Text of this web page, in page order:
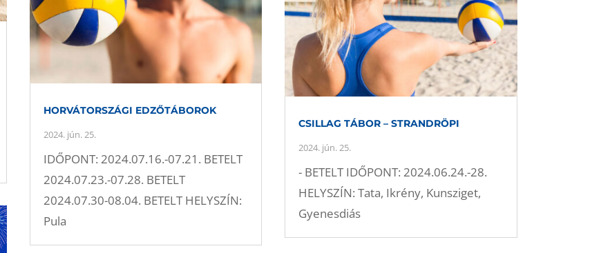
HORVÁTORSZÁGI EDZŐTÁBOROK
2024. jún. 25.
IDŐPONT: 2024.07.16.-07.21. BETELT
2024.07.23.-07.28. BETELT
2024.07.30-08.04. BETELT HELYSZÍN:
Pula
CSILLAG TÁBOR – STRANDRÖPI
2024. jún. 25.
- BETELT IDŐPONT: 2024.06.24.-28.
HELYSZÍN: Tata, Ikrény, Kunsziget,
Gyenesdiás